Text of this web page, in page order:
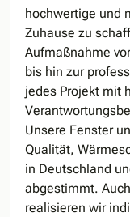
hochwertige und
Zuhause zu
Aufmaßnahme
bis hin zur
jedes Projekt mit
Unsere Fenster
Qualität,
in Deutschland
abgestimmt.
realisieren wir